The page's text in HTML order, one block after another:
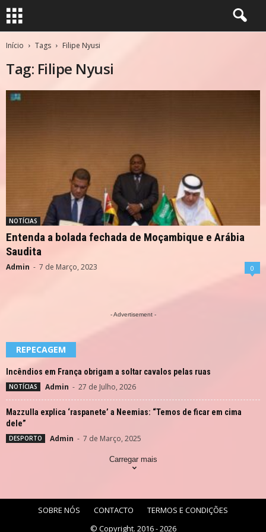
Início Tags Filipe Nyusi
Tag: Filipe Nyusi
NOTÍCIAS
Entenda a bolada fechada de Moçambique e Arábia
Saudita
Admin - 7 de Março, 2023 0
- Advertisement -
REPECAGEM
Incêndios em França obrigam a soltar cavalos pelas ruas
NOTÍCIAS Admin - 27 de Julho, 2026
Mazzulla explica ‘raspanete’ a Neemias: “Temos de ficar em cima
dele”
DESPORTO Admin - 7 de Março, 2025
Carregar mais
SOBRE NÓS CONTACTO
TERMOS E CONDIÇÕES
© Copyright. 2016 - 2026